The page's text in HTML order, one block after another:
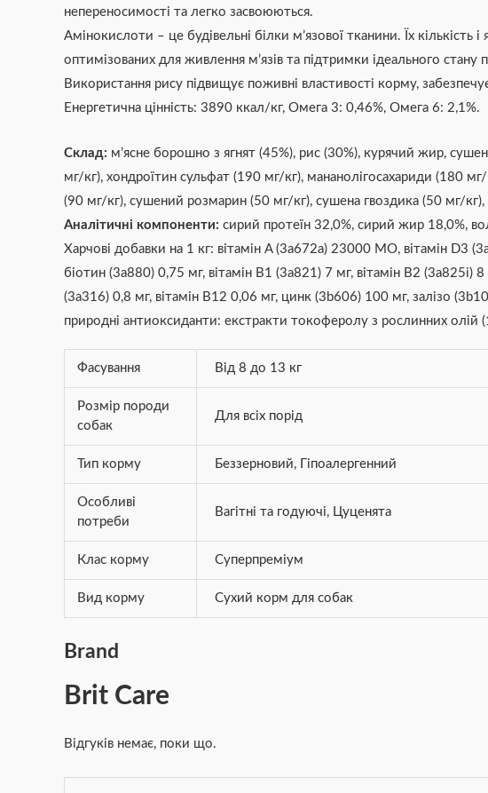
непереносимості та легко засвоюються.
Амінокислоти – це будівельні білки м’язової тканини. Їх
оптимізованих для живлення м’язів та підтримки ідеального
Використання рису підвищує поживні властивості корму,
Енергетична цінність: 3890 ккал/кг, Омега 3: 0,46%, Омега 6: 2,1%.
Склад: м’ясне борошно з ягнят (45%), рис (30%), курячий жир,
мг/кг), хондроїтин сульфат (190 мг/кг), мананолігосахариди (180
(90 мг/кг), сушений розмарин (50 мг/кг), сушена гвоздика (50 мг/
Аналітичні компоненти: сирий протеїн 32,0%, сирий жир 18,0%,
Харчові добавки на 1 кг: вітамін A (3a672a) 23000 МО, вітамін D3
біотин (3a880) 0,75 мг, вітамін В1 (3a821) 7 мг, вітамін B2 (3a825i)
(3a316) 0,8 мг, вітамін В12 0,06 мг, цинк (3b606) 100 мг, залізо
природні антиоксиданти: екстракти токоферолу з рослинних олій
Фасування Від 8 до 13 кг
Розмір породи
собак
Для всіх порід
Тип корму Беззерновий, Гіпоалергенний
Особливі
потреби
Вагітні та годуючі, Цуценята
Клас корму Суперпреміум
Вид корму Сухий корм для собак
Brand
Brit Care
Відгуків немає, поки що.